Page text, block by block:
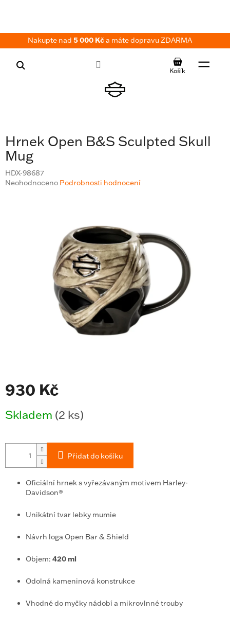
Nakupte nad 5 000 Kča máte dopravu ZDARMA
NÁKUPNÍ
KOŠÍK
Hrnek Open B&S Sculpted Skull
Mug
HDX-98687
Průměrné
Neohodnoceno Podrobnosti hodnocení
930 Kč
cena:
Skladem (2 ks)
Přidat do košíku
Oficiální hrnek s vyřezávaným motivem Harley-
Davidson®
Unikátní tvar lebky mumie
Návrh loga Open Bar & Shield
Objem: 420 ml
Odolná kameninová konstrukce
Vhodné do myčky nádobí a mikrovlnné trouby